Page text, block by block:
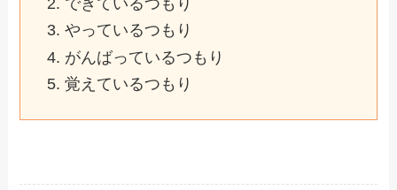
やっているつもり
がんばっているつもり
覚えているつもり